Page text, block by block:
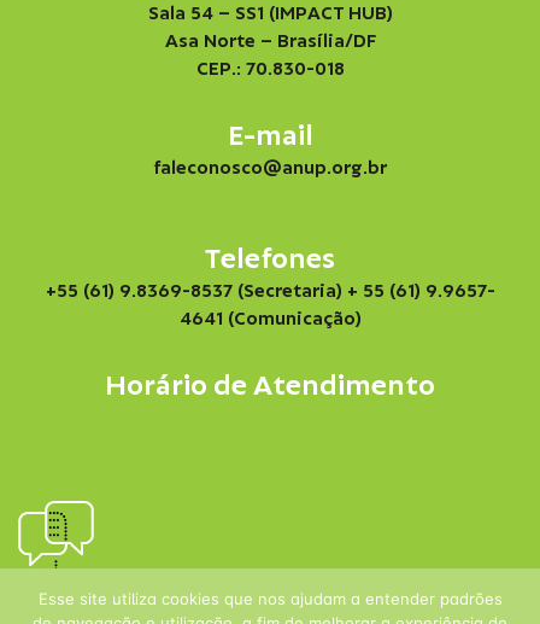
Sala 54 – SS1 (IMPACT HUB)
Asa Norte – Brasília/DF
CEP.: 70.830-018
E-mail
faleconosco@anup.org.br
Telefones
+55 (61) 9.8369-8537 (Secretaria) + 55 (61) 9.9657-
4641 (Comunicação)
Horário de Atendimento
Esse site utiliza cookies que nos ajudam a entender padrões